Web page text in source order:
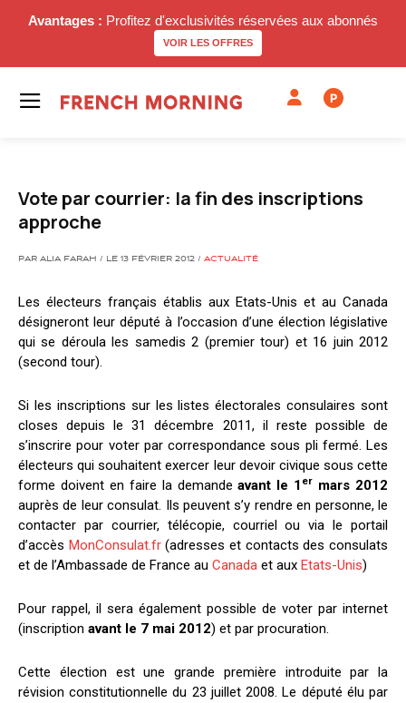
Avantages : Profitez d'exclusivités réservées aux abonnés
VOIR LES OFFRES
P
Vote par courrier: la fin des inscriptions
approche
PAR ALIA FARAH / LE 13 FÉVRIER 2012 / ACTUALITÉ
Les électeurs français établis aux Etats-Unis et au Canada
désigneront leur député à l’occasion d’une élection législative
qui se déroula les samedis 2 (premier tour) et 16 juin 2012
(second tour).
Si les inscriptions sur les listes électorales consulaires sont
closes depuis le 31 décembre 2011, il reste possible de
s’inscrire pour voter par correspondance sous pli fermé. Les
électeurs qui souhaitent exercer leur devoir civique sous cette
forme doivent en faire la demandeavant le 1 er mars 2012
auprès de leur consulat. Ils peuvent s’y rendre en personne, le
contacter par courrier, télécopie, courriel ou via le portail
d’accès MonConsulat.fr(adresses et contacts des consulats
et de l’Ambassade de France au Canada et aux Etats-Unis)
Pour rappel, il sera également possible de voter par internet
(inscription avant le 7 mai 2012) et par procuration.
Cette élection est une grande première introduite par la
révision constitutionnelle du 23 juillet 2008. Le député élu par